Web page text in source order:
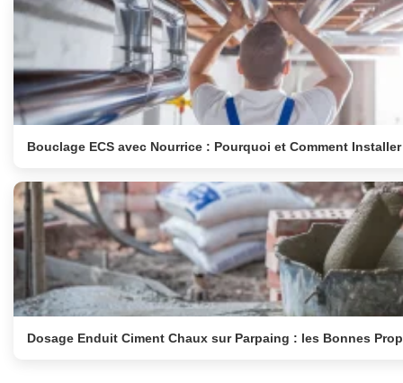
Bouclage ECS avec Nourrice : Pourquoi et Comment
Dosage Enduit Ciment Chaux sur Parpaing : les Bonnes